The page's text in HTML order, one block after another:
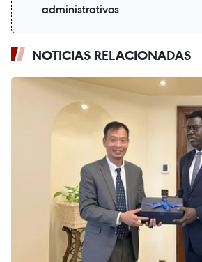
administrativos
NOTICIAS RELACIONADAS